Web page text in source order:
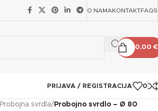
O NAMAKONTAKTFAQS
0,00€
PRIJAVA / REGISTRACIJA 0
Probojna svrdla/ Probojno svrdlo – Ø 80